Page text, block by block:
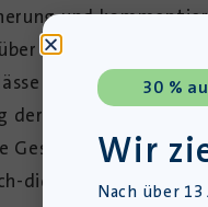
und
die Handlung
und
der Themen des
Gestaltungsmittel
didaktische
30 %
Wir
Nach über